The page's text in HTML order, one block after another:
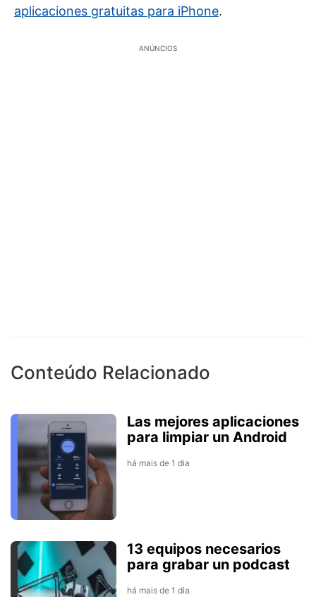
aplicaciones gratuitas para iPhone.
ANÚNCIOS
Conteúdo Relacionado
Las mejores aplicaciones
para limpiar un Android
há mais de 1 dia
13 equipos necesarios
para grabar un podcast
há mais de 1 dia